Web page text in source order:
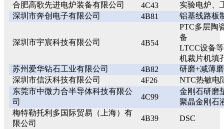
合肥高歌先进电炉装备有限公司
4C43
实验电炉、
深圳市奔创电子有限公司
4B81 铝基线路板
深圳市宇宸科技有限公司 4B54
PTC多层陶
备
LTCC设备
机裁片机填
苏州爱华钻石工业有限公司
4B82
研磨+减薄
深圳市信沃科技有限公司
4F26
NTC热敏电
东莞市中微力合半导体科技有限公
司
4C99
金刚石研磨
聚晶金刚石
梅特勒托利多国际贸易（上海）有
限公司
4B39
DSC